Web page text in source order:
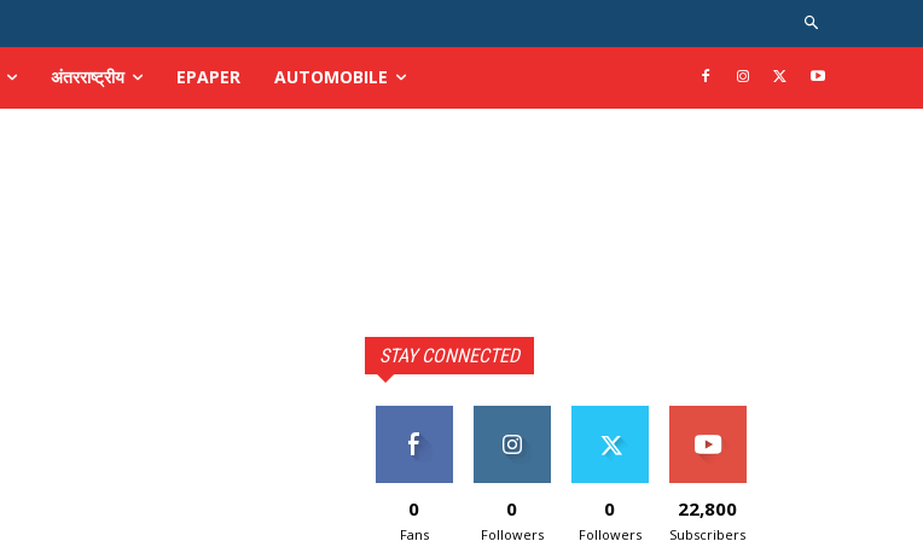
अंतरराष्ट्रीय EPAPER AUTOMOBILE
STAY CONNECTED
0
Fans
0
Followers
0
Followers
22,800
Subscribers